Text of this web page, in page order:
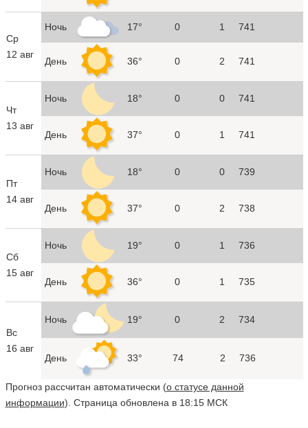
Ср
12 авг
Ночь 17° 0 1 741
День 36° 0 2 741
Чт
13 авг
Ночь 18° 0 0 741
День 37° 0 1 741
Пт
14 авг
Ночь 18° 0 0 739
День 37° 0 2 738
Сб
15 авг
Ночь 19° 0 1 736
День 36° 0 1 735
Вс
16 авг
Ночь 19° 0 2 734
День 33° 74 2 736
Прогноз рассчитан автоматически (о статусе данной
информации). Страница обновлена в 18:15 МСК